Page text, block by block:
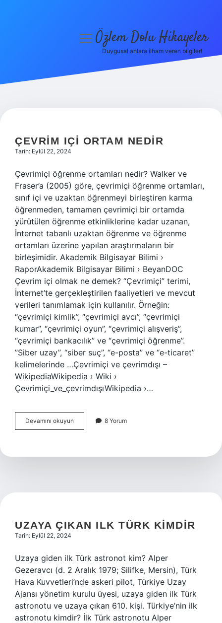
Hakkımızda
menüyüÖzlem Dolu Hikayeler
Duygusal anlara ilham veren bilgiler!
DOLU
HIKAYELER
YAZILAR
ÇEVRIM IÇI ORTAM NEDIR
Tarih: Eylül 22, 2024
Çevrimiçi öğrenme ortamları nedir? Walker ve
Fraser’a (2005) göre, çevrimiçi öğrenme ortamları,
sınıf içi ve uzaktan öğrenmeyi birleştiren karma
öğrenmeden, tamamen çevrimiçi bir ortamda
yürütülen öğrenme etkinliklerine kadar uzanan,
İnternet tabanlı uzaktan öğrenme ve öğrenme
ortamları üzerine yapılan araştırmaların bir
birleşimidir. Akademik Bilgisayar Bilimi ›
RaporAkademik Bilgisayar Bilimi › BeyanDOC
Çevrim içi olmak ne demek? “Çevrimiçi” terimi,
İnternet’te gerçekleştirilen faaliyetleri ve mevcut
verileri tanımlamak için kullanılır. Örneğin:
“çevrimiçi kimlik”, “çevrimiçi avcı”, “çevrimiçi
kumar”, “çevrimiçi oyun”, “çevrimiçi alışveriş”,
“çevrimiçi bankacılık” ve “çevrimiçi öğrenme”. ​​
”Siber uzay”, “siber suç”, “e-posta” ve “e-ticaret”
kelimelerinde …Çevrimiçi ve çevrimdışı –
WikipediaWikipedia › Wiki ›
Çevrimiçi_ve_çevrimdışıWikipedia ›…
Devamını okuyun
Içi
8 Yorum
UZAYA ÇIKAN ILK TÜRK KIMDIR
Tarih: Eylül 22, 2024
Uzaya giden ilk Türk astronot kim? Alper
Gezeravcı (d. 2 Aralık 1979; Silifke, Mersin), Türk
Hava Kuvvetleri’nde askeri pilot, Türkiye Uzay
Ajansı yönetim kurulu üyesi, uzaya giden ilk Türk
astronotu ve uzaya çıkan 610. kişi. Türkiye’nin ilk
astronotu kimdir? İlk Türk astronotu Alper